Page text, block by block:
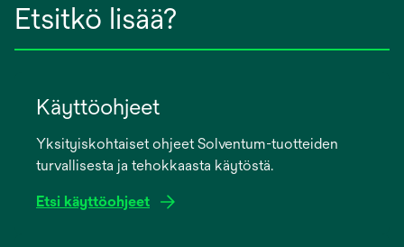
Etsitkö lisää?
Käyttöohjeet
Yksityiskohtaiset ohjeet Solventum-tuotteiden
turvallisesta ja tehokkaasta käytöstä.
Etsi käyttöohjeet